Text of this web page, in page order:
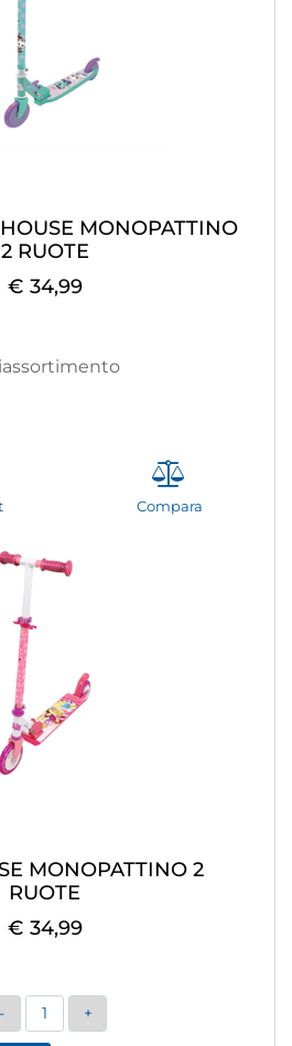
MONOPATTINO
2 RUOTE
€ 34,99
Compara
MONOPATTINO 2
RUOTE
€ 34,99
Quantità